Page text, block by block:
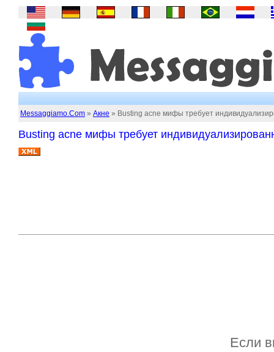
Messaggiamo.Com » Акне » Busting acne мифы требует
Busting acne мифы требует
Если